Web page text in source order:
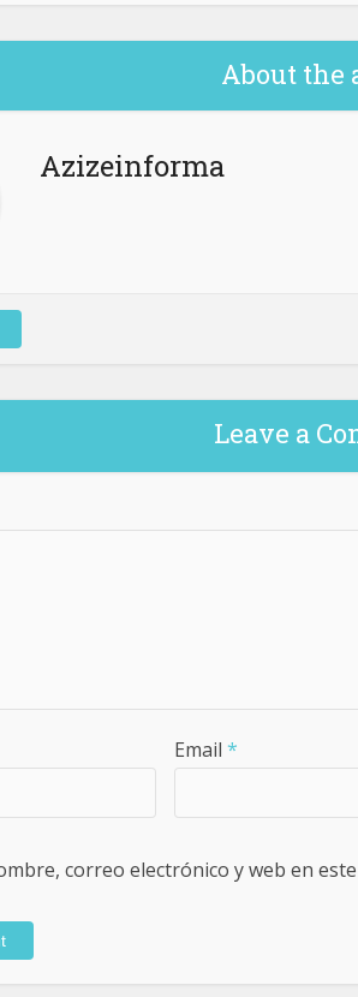
About the
Azizeinforma
Leave a
Email *
correo electrónico y web en